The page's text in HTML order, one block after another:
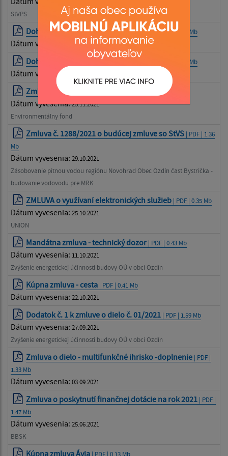
StVPS
Dohoda §12 o pomoci v hmotnej núdzi| PDF | 0.88 Mb
Dátum vyvesenia: 30.11.2021
Dohoda §10 o pomoci v hmotnej núdzi | PDF | 1.06 Mb
Dátum vyvesenia:
Zmluva č. E2280 08U02
Dátum vyvesenia:25.11.2021
Environmentálny fond
Zmluva č. 1288/2021 o budúcej zmluve so StVS | PDF | 1.36
Mb
Dátum vyvesenia: 29.10.2021
Zásobovanie pitnou vodou regiónu Novohrad Obec Ozdín časť Bystrička -
budovanie vodovodu pre MRK
ZMLUVA o využívaní elektronických služieb | PDF | 0.35 Mb
Dátum vyvesenia: 25.10.2021
UNION
Mandátna zmluva - technický dozor | PDF | 0.43 Mb
Dátum vyvesenia: 11.10.2021
Zvýšenie energetickej účinnosti budovy OÚ v obci Ozdín
Kúpna zmluva - cesta | PDF | 0.41 Mb
Dátum vyvesenia: 22.10.2021
Dodatok č. 1 k zmluve o dielo č. 01/2021 | PDF | 1.59 Mb
Dátum vyvesenia: 27.09.2021
Zvýšenie energetickej účinnosti budovy OÚ v obci Ozdín
Zmluva o dielo - multifunkčné ihrisko -doplnenie | PDF |
1.33 Mb
Dátum vyvesenia: 03.09.2021
Zmluva o poskytnutí finančnej dotácie na rok 2021 | PDF |
1.47 Mb
Dátum vyvesenia: 25.06.2021
BBSK
Kúpna zmluva Ávia | PDF | 0.13 Mb